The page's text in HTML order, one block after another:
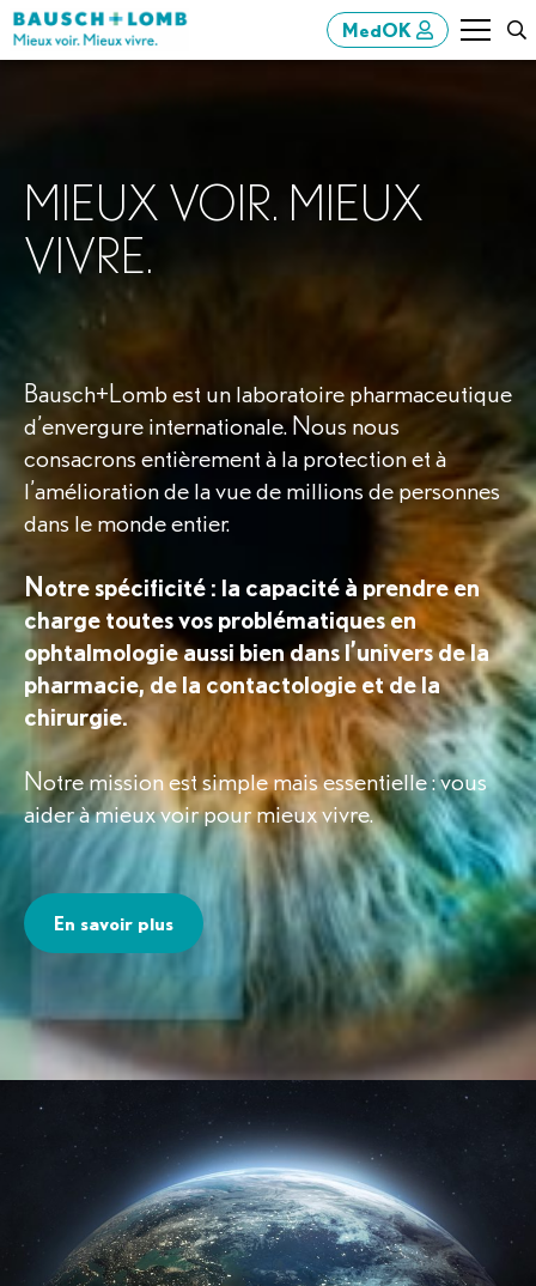
MedOK
MIEUX VOIR. MIEUX
VIVRE.
Bausch+Lomb est un laboratoire pharmaceutique
d’envergure internationale. Nous nous
consacrons entièrement à la protection et à
l’amélioration de la vue de millions de personnes
dans le monde entier.
Notre spécificité : la capacité à prendre en
charge toutes vos problématiques en
ophtalmologie aussi bien dans l’univers de la
pharmacie, de la contactologie et de la
chirurgie.
Notre mission est simple mais essentielle : vous
aider à mieux voir pour mieux vivre.
En savoir plus